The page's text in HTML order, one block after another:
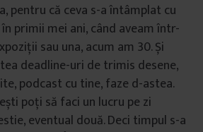
pentru că ceva s-a întâmplat cu
primii mei ani, când aveam într-
sau una, acum am 30. Și
deadline-uri de trimis desene,
podcast cu tine, faze d-astea.
poți să faci un lucru pe zi
eventual două. Deci timpul s-a